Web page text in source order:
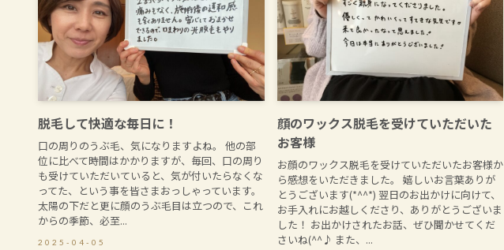
脱毛して快適な毎日に！
口の周りのうぶ毛、気になりますよね。 他の部
位に比べて時間はかかりますが、毎回、口の周り
も受けていただいていると、気が付いたらなくな
ってた、という事を皆さまおっしゃっています。
太陽の下だと更に顔のうぶ毛目は立つので、これ
からの季節、必至...
2025-04-05
顔のワックス脱毛を受けていただいた
お客様
お顔のワックス脱毛を受けていただいたお客様か
ら感想をいただきました。 嬉しいお言葉ありが
とうございます(*^^*) 翌日のお出かけに向けて、
お手入れにお越しくださり、ありがとうございま
した！ お出かけされたお話、ぜひ聞かせてくだ
さいね(^^♪ また、...